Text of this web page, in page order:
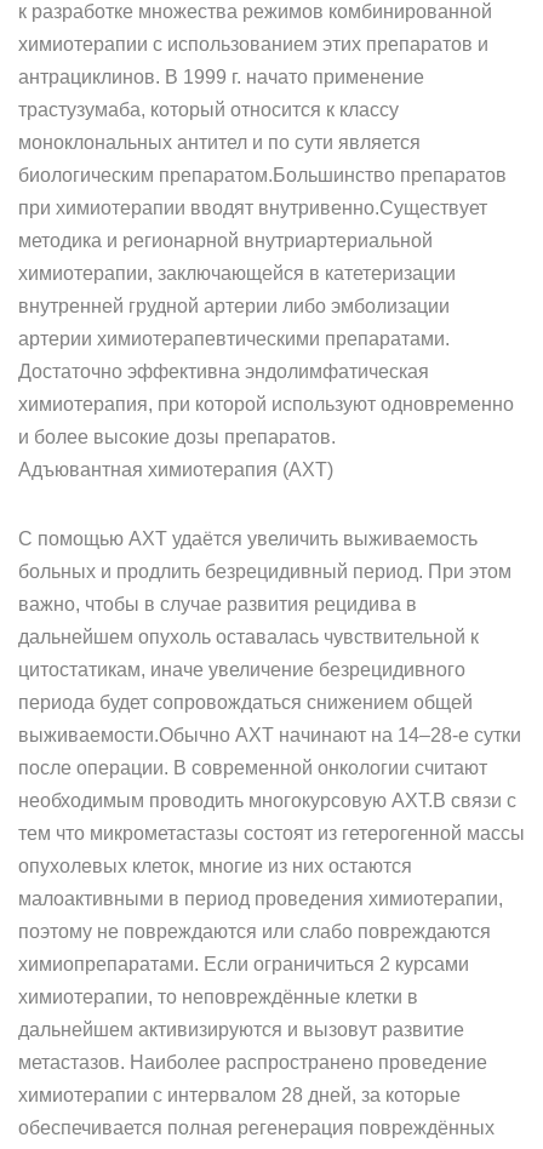
к разработке множества режимов комбинированной
химиотерапии с использованием этих препаратов и
антрациклинов. В 1999 г. начато применение
трастузумаба, который относится к классу
моноклональных антител и по сути является
биологическим препаратом.Большинство препаратов
при химиотерапии вводят внутривенно.Существует
методика и регионарной внутриартериальной
химиотерапии, заключающейся в катетеризации
внутренней грудной артерии либо эмболизации
артерии химиотерапевтическими препаратами.
Достаточно эффективна эндолимфатическая
химиотерапия, при которой используют одновременно
и более высокие дозы препаратов.
Адъювантная химиотерапия (АХТ)
С помощью АХТ удаётся увеличить выживаемость
больных и продлить безрецидивный период. При этом
важно, чтобы в случае развития рецидива в
дальнейшем опухоль оставалась чувствительной к
цитостатикам, иначе увеличение безрецидивного
периода будет сопровождаться снижением общей
выживаемости.Обычно АХТ начинают на 14–28-е сутки
после операции. В современной онкологии считают
необходимым проводить многокурсовую АХТ.В связи с
тем что микрометастазы состоят из гетерогенной массы
опухолевых клеток, многие из них остаются
малоактивными в период проведения химиотерапии,
поэтому не повреждаются или слабо повреждаются
химиопрепаратами. Если ограничиться 2 курсами
химиотерапии, то неповреждённые клетки в
дальнейшем активизируются и вызовут развитие
метастазов. Наиболее распространено проведение
химиотерапии с интервалом 28 дней, за которые
обеспечивается полная регенерация повреждённых